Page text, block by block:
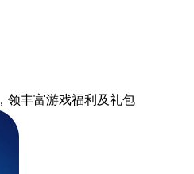
，领丰富游戏福利 及礼包